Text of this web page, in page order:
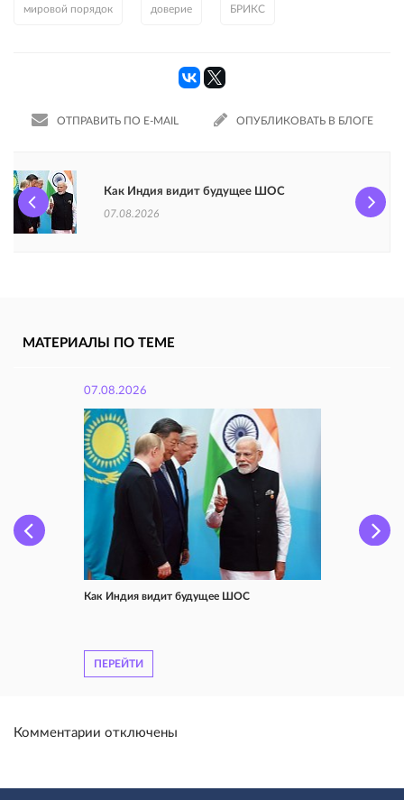
мировой порядок доверие БРИКС
ОТПРАВИТЬ ПО E-MAIL ОПУБЛИКОВАТЬ В БЛОГЕ
Как Индия видит будущее ШОС
07.08.2026
МАТЕРИАЛЫ ПО ТЕМЕ
07.08.2026
Как Индия видит будущее ШОС
ПЕРЕЙТИ
Комментарии отключены